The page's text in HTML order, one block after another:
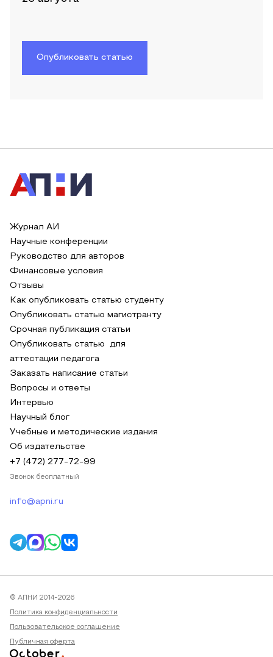
Опубликовать статью
Журнал АИ
Научные конференции
Руководство для авторов
Финансовые условия
Отзывы
Как опубликовать статью студенту
Опубликовать статью магистранту
Срочная публикация статьи
Опубликовать статью для
аттестации педагога
Заказать написание статьи
Вопросы и ответы
Интервью
Научный блог
Учебные и методические издания
Об издательстве
+7 (472) 277-72-99
Звонок бесплатный
info@apni.ru
© АПНИ 2014-2026
Политика конфиденциальности
Пользовательское соглашение
Публичная оферта